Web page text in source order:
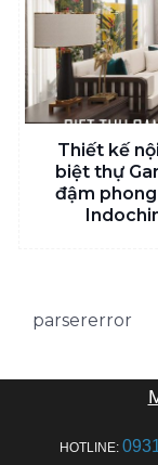
Thiết kế
biệt thự
đậm
parsererror
HOTLINE: